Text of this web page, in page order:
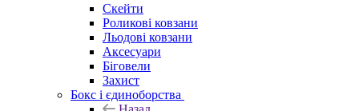
Скейти
Роликові ковзани
Льодові ковзани
Аксесуари
Біговели
Захист
Бокс і єдиноборства